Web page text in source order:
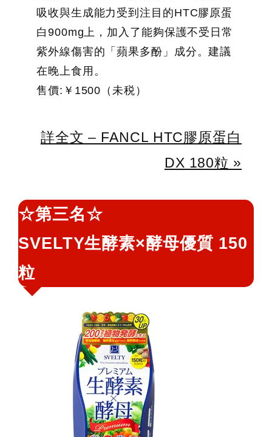
吸收與生成能力受到注目的HTC膠原蛋
白900mg上，加入了能夠保護不受日常
紫外線傷害的「蘋果多酚」成分。建議
在晚上食用。
售價:￥1500（未税）
詳全文 – FANCL HTC膠原蛋白
DX 180粒 »
☆第三名☆
SVELTY生酵素×酵母優質 150
粒